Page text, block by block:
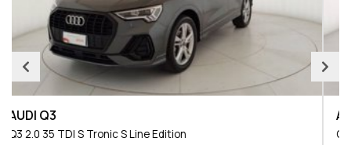
AUDI Q3 Sportback
Q3 Sportback 35 TDI S tronic Business Plus